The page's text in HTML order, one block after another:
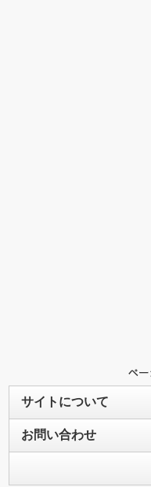
サイトについて
お問い合わせ